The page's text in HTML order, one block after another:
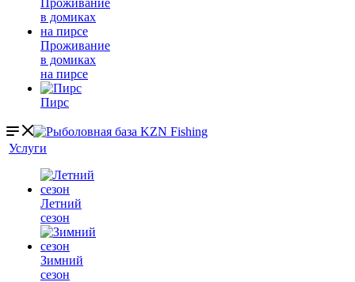
Проживание
в домиках
на пирсе
Пирс
Услуги
Летний
сезон
Зимний
сезон